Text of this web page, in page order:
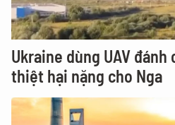
Ukraine dùng UAV
thiệt hại nặng cho Nga